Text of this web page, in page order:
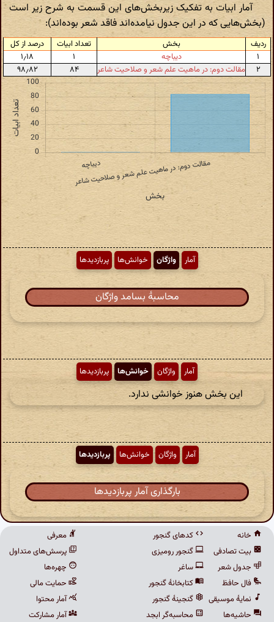
آمار ابیات به تفکیک زیربخش‌های این قسمت به شرح زیر است
(بخش‌هایی که در این جدول نیامده‌اند فاقد شعر بوده‌اند):
ردیف بخش تعداد ابیات
درصد از کل
۱
دیباچه ۱
۱٫۱۸
۲
مقالت دوم: در ماهیت علم شعر و صلاحیت شاعر ۸۴ ۹۸٫۸۲
آمار واژگان خوانش‌ها پربازدیدها
محاسبهٔ بسامد واژگان
آمار واژگان خوانش‌ها پربازدیدها
این بخش هنوز خوانشی ندارد.
آمار واژگان خوانش‌ها پربازدیدها
بارگذاری آمار پربازدیدها
خانه
بیت تصادفی
جدول شعر
فال حافظ
نمایهٔ موسیقی
حاشیه‌ها
کدهای گنجور
گنجور رومیزی
ساغر
کتابخانهٔ گنجور
گنجینهٔ گنجور
محاسبه‌گر ابجد
معرفی
پرسش‌های متداول
چهره‌ها
حمایت مالی
آمار محتوا
آمار مشارکت